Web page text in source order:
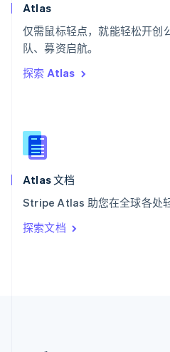
Atlas
仅需鼠标轻点，就能轻松开创
队、募资启航。
探索 Atlas
Atlas 文档
Stripe Atlas 助您在全球各处
探索文档
泰国
ไทยEnglish
希腊
English
西班牙
新西兰
English
匈牙利
English
ItalianoEnglish
印度
English